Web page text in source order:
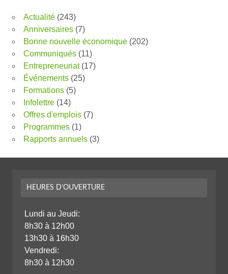
Actualité (243)
Anniversaires (7)
Bonne nouvelle économique (202)
Communiqués (11)
Entrepreneuriat(17)
Événements (25)
Formations (5)
Infolettre (14)
Offres d'emplois (7)
Programmes (1)
Rapports annuels (3)
HEURES D’OUVERTURE
Lundi au Jeudi:
8h30 à 12h00
13h30 à 16h30
Vendredi:
8h30 à 12h30